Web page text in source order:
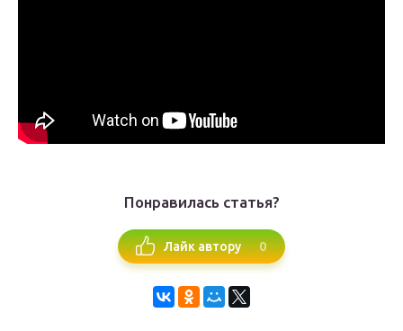
Понравилась статья?
Лайк автору 0